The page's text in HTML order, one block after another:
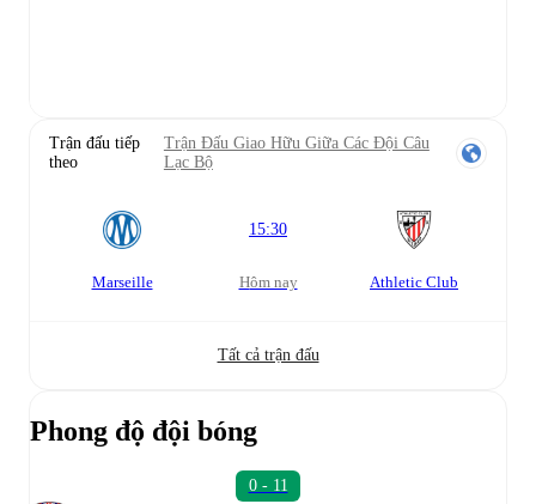
Trận đấu tiếp
theo
Trận Đấu Giao Hữu Giữa Các Đội Câu
Lạc Bộ
Marseille
15:30
Hôm nay Athletic Club
Tất cả trận đấu
Phong độ đội bóng
0 - 11